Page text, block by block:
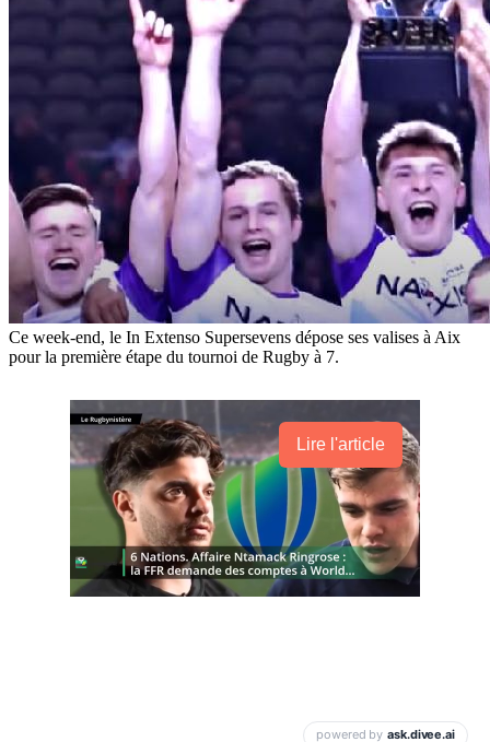
Ce week-end, le In Extenso Supersevens dépose ses valises à Aix
pour la première étape du tournoi de Rugby à 7.
Lire l'article